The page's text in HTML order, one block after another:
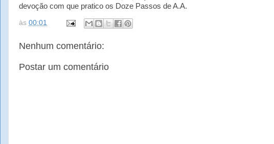
devoção com que pratico os Doze Passos de A.A.
às 00:01
Nenhum comentário:
Postar um comentário